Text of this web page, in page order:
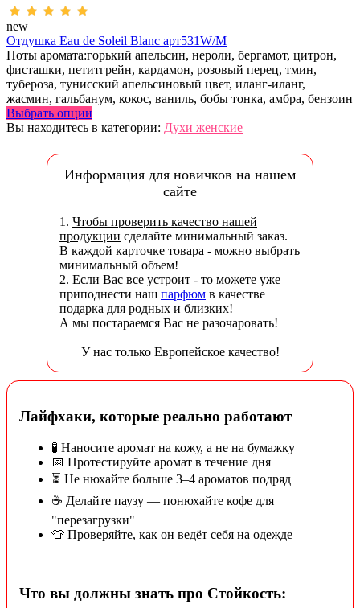
new
Отдушка Eau de Soleil Blanc арт531W/M
Ноты аромата:горький апельсин, нероли, бергамот, цитрон,
фисташки, петитгрейн, кардамон, розовый перец, тмин,
тубероза, тунисский апельсиновый цвет, иланг-иланг,
жасмин, гальбанум, кокос, ваниль, бобы тонка, амбра, бензоин
Выбрать опции
Вы находитесь в категории: Духи женские
Информация для новичков на нашем
сайте
1. Чтобы проверить качество нашей
продукции сделайте минимальный заказ.
В каждой карточке товара - можно выбрать
минимальный объем!
2. Если Вас все устроит - то можете уже
приподнести наш парфюм в качестве
подарка для родных и близких!
А мы постараемся Вас не разочаровать!
У нас только Европейское качество!
Лайфхаки, которые реально работают
🧪 Наносите аромат на кожу, а не на бумажку
📅 Протестируйте аромат в течение дня
⏳ Не нюхайте больше 3–4 ароматов подряд
☕ Делайте паузу — понюхайте кофе для
"перезагрузки"
👕 Проверяйте, как он ведёт себя на одежде
Что вы должны знать про Стойкость: